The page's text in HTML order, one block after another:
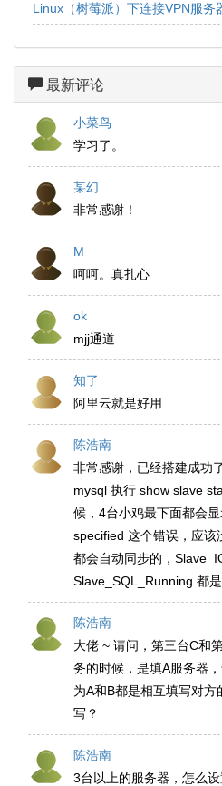
Linux（树莓派）下连接VPN服务
最新评论
小菜鸟
学习了。
某幻
非常感谢！
M
呵呵。真扎心
ok
mjj通道
知了
阿里云就是好用
陈浩南
非常感谢，已经搭建成功
mysql 执行 show slave
候，4台小鸡最下面都会
specified 这个错误，应该
都会自动同步的，
Slave_SQL_Running 都是
陈浩南
大佬 ~ 请问，第三台C和
务的时候，是填A服务器
为A和B都是相互填写对
写？
陈浩南
3台以上的服务器，怎么